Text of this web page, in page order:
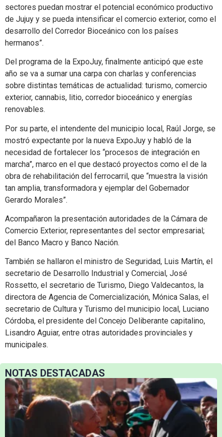
NOTAS DESTACADAS
sectores puedan mostrar el potencial económico productivo
de Jujuy y se pueda intensificar el comercio exterior, como el
desarrollo del Corredor Bioceánico con los países
hermanos”.
Del programa de la ExpoJuy, finalmente anticipó que este
año se va a sumar una carpa con charlas y conferencias
sobre distintas temáticas de actualidad: turismo, comercio
exterior, cannabis, litio, corredor bioceánico y energías
renovables.
Por su parte, el intendente del municipio local, Raúl Jorge, se
mostró expectante por la nueva ExpoJuy y habló de la
necesidad de fortalecer los “procesos de integración en
marcha”, marco en el que destacó proyectos como el de la
obra de rehabilitación del ferrocarril, que “muestra la visión
tan amplia, transformadora y ejemplar del Gobernador
Gerardo Morales”.
Acompañaron la presentación autoridades de la Cámara de
Comercio Exterior, representantes del sector empresarial;
del Banco Macro y Banco Nación.
También se hallaron el ministro de Seguridad, Luis Martín, el
secretario de Desarrollo Industrial y Comercial, José
Rossetto, el secretario de Turismo, Diego Valdecantos, la
directora de Agencia de Comercialización, Mónica Salas, el
secretario de Cultura y Turismo del municipio local, Luciano
Córdoba, el presidente del Concejo Deliberante capitalino,
Lisandro Aguiar, entre otras autoridades provinciales y
municipales.